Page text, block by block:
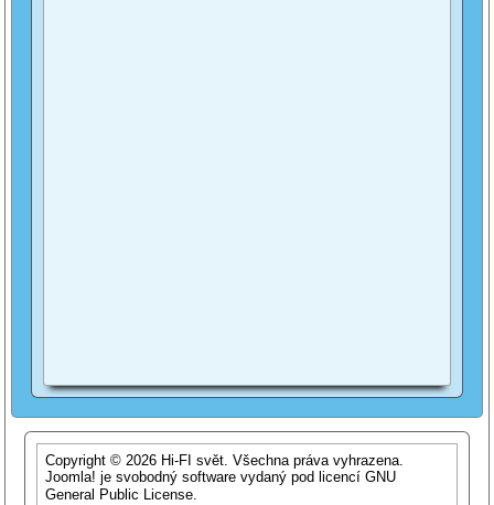
Copyright © 2026 Hi-FI svět. Všechna práva vyhrazena.
Joomla! je svobodný software vydaný pod licencíGNU
General Public License.